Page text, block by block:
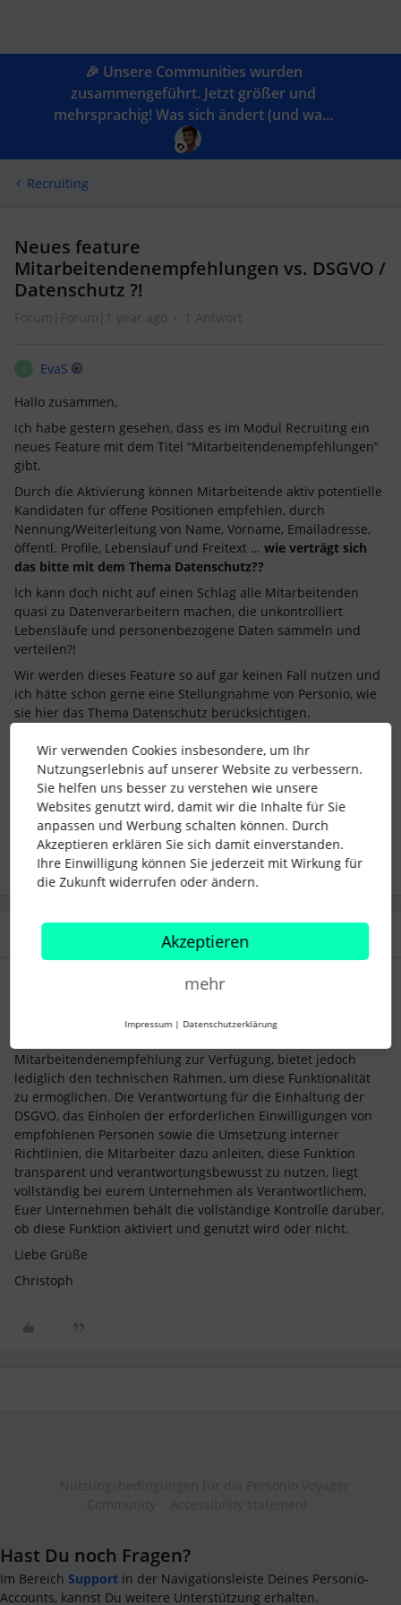
🎉 Unsere Communities wurden
zusammengeführt. Jetzt größer und
mehrsprachig! Was sich ändert (und wa...
Recruiting
Neues feature
Mitarbeitendenempfehlungen vs. DSGVO /
Datenschutz ?!
Forum|Forum|1 year ago 1 Antwort
EvaS
Hallo zusammen,
ich habe gestern gesehen, dass es im Modul Recruiting ein
neues Feature mit dem Titel “Mitarbeitendenempfehlungen”
gibt.
Durch die Aktivierung können Mitarbeitende aktiv potentielle
Kandidaten für offene Positionen empfehlen, durch
Nennung/Weiterleitung von Name, Vorname, Emailadresse,
öffentl. Profile, Lebenslauf und Freitext … wie verträgt sich
das bitte mit dem Thema Datenschutz??
Ich kann doch nicht auf einen Schlag alle Mitarbeitenden
quasi zu Datenverarbeitern machen, die unkontrolliert
Lebensläufe und personenbezogene Daten sammeln und
verteilen?!
Wir werden dieses Feature so auf gar keinen Fall nutzen und
ich hätte schon gerne eine Stellungnahme von Personio, wie
sie hier das Thema Datenschutz berücksichtigen.
recruiting Datenschutz DSGVO new feature
Employee Referrals
Mitarbeitendenempfehlung zur Verfügung, bietet jedoch
lediglich den technischen Rahmen, um diese Funktionalität
zu ermöglichen. Die Verantwortung für die Einhaltung der
DSGVO, das Einholen der erforderlichen Einwilligungen von
empfohlenen Personen sowie die Umsetzung interner
Richtlinien, die Mitarbeiter dazu anleiten, diese Funktion
transparent und verantwortungsbewusst zu nutzen, liegt
vollständig bei eurem Unternehmen als Verantwortlichem.
Euer Unternehmen behält die vollständige Kontrolle darüber,
ob diese Funktion aktiviert und genutzt wird oder nicht.
Liebe Grüße
Christoph
Hast Du noch Fragen?
Im Bereich Support in der Navigationsleiste Deines Personio-
Accounts, kannst Du weitere Unterstützung erhalten.
Wir verwenden Cookies insbesondere, um Ihr
Nutzungserlebnis auf unserer Website zu verbessern.
Sie helfen uns besser zu verstehen wie unsere
Websites genutzt wird, damit wir die Inhalte für Sie
anpassen und Werbung schalten können. Durch
Akzeptieren erklären Sie sich damit einverstanden.
Ihre Einwilligung können Sie jederzeit mit Wirkung für
die Zukunft widerrufen oder ändern.
Akzeptieren
mehr
Impressum | Datenschutzerklärung